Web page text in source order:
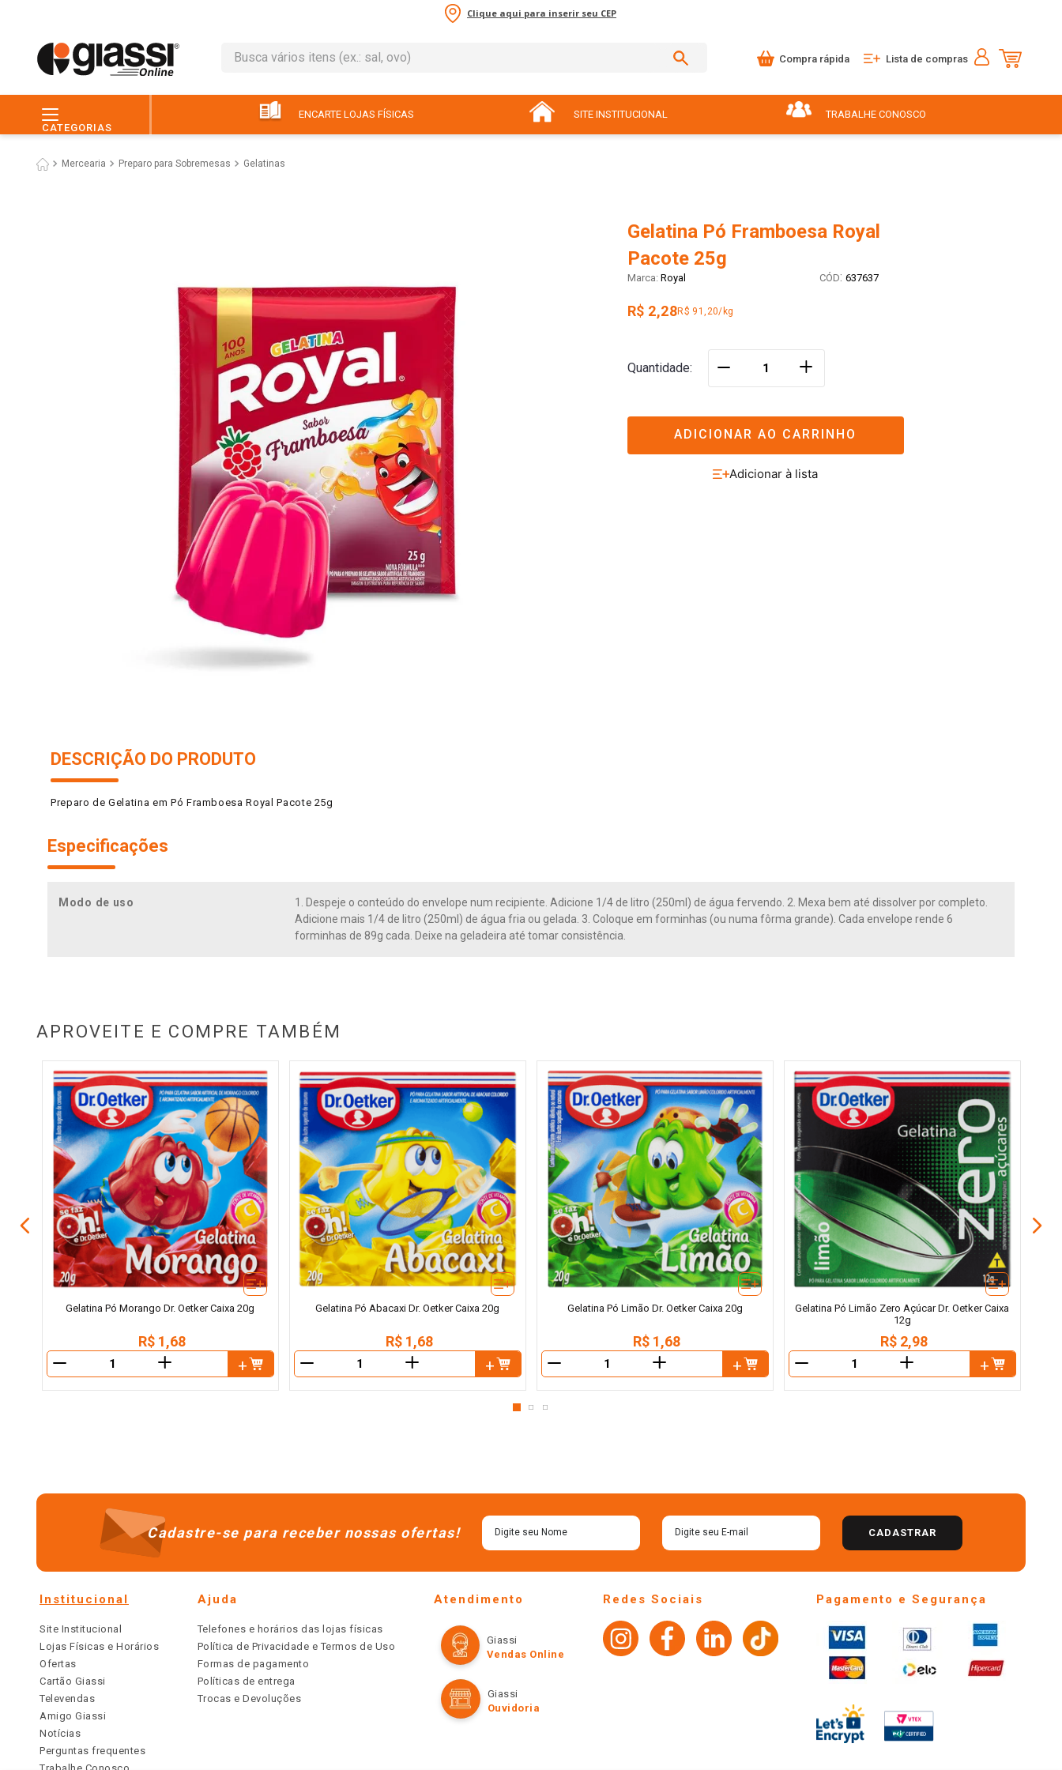
Clique aqui para inserir seu CEP
Busca vários itens (ex.: sal, ovo)
Compra rápida Lista de compras
CATEGORIAS
ENCARTE LOJAS FÍSICAS SITE INSTITUCIONAL TRABALHE CONOSCO
Mercearia Preparo para Sobremesas Gelatinas
Gelatina Pó Framboesa Royal
Pacote 25g
Royal : 637637
R$ 2,28R$ 91,20/kg
Quantidade ＋
ADICIONAR AO CARRINHO
DESCRIÇÃO DO PRODUTO
Preparo de Gelatina em Pó Framboesa Royal Pacote 25g
Especificações
Modo de uso
1. Despeje o conteúdo do envelope num recipiente. Adicione 1/4 de litro (250ml) de água fervendo. 2. Mexa bem até dissolver por completo.
Adicione mais 1/4 de litro (250ml) de água fria ou gelada. 3. Coloque em forminhas (ou numa fôrma grande). Cada envelope rende 6
forminhas de 89g cada. Deixe na geladeira até tomar consistência.
APROVEITE E COMPRE TAMBÉM
Gelatina Pó Morango Dr. Oetker Caixa 20g
R$ 1,68
＋
Gelatina Pó Abacaxi Dr. Oetker Caixa 20g
R$ 1,68
＋
Gelatina Pó Limão Dr. Oetker Caixa 20g
R$ 1,68
＋
Gelatina Pó Limão Zero Açúcar Dr. Oetker Caixa
12g
R$ 2,98
＋
Cadastre-se para receber nossas ofertas! CADASTRAR
Institucional
Site Institucional
Lojas Físicas e Horários
Ofertas
Cartão Giassi
Televendas
Amigo Giassi
Notícias
Perguntas frequentes
Ajuda
Telefones e horários das lojas físicas
Política de Privacidade e Termos de Uso
Formas de pagamento
Políticas de entrega
Trocas e Devoluções
Atendimento
Giassi
Vendas Online
Giassi
Ouvidoria
Redes Sociais Pagamento e Segurança
leite
3º queijo
8º iogurte
9º
10º arroz